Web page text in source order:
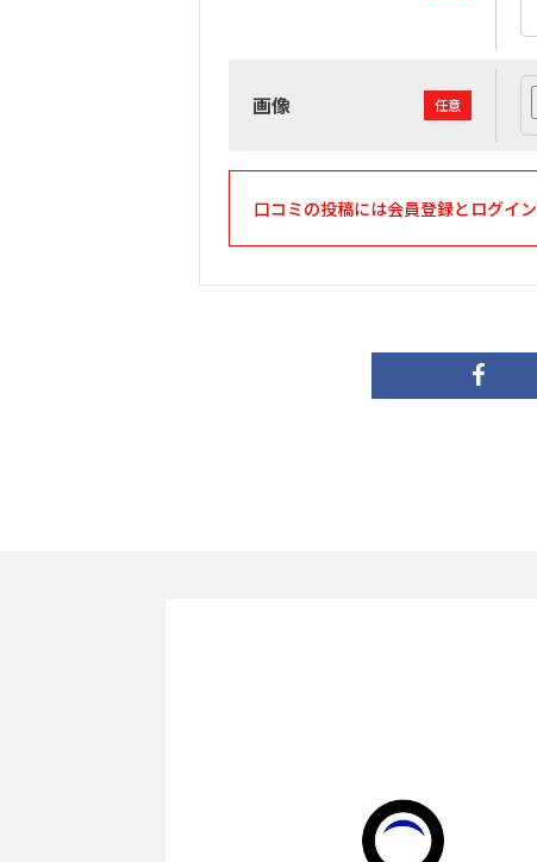
画像 任意
口コミの投稿には会員登録とログイン